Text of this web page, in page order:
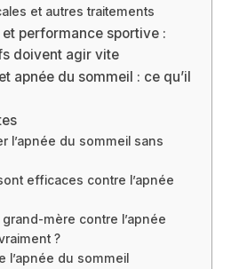
et autres traitements
performance sportive :
doivent agir vite
apnée du sommeil : ce qu’il
l’apnée du sommeil sans
efficaces contre l’apnée
mère contre l’apnée
?
l’apnée du sommeil